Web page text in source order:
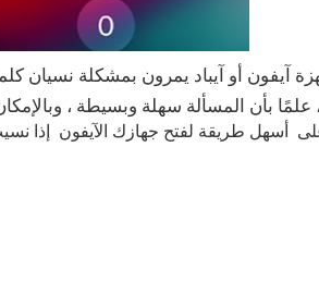
آيفون أو آيباد يمرون بمشكلة نسيان
بأن المسألة سهلة وبسيطة ،
أسهل طريقة لفتح جهازك الآيفون إذا